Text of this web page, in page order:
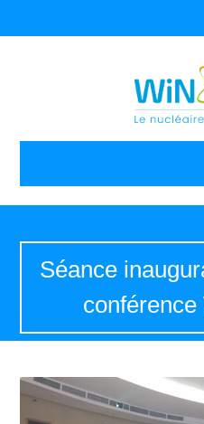
Séance